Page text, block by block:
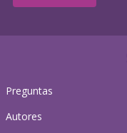
Preguntas
Autores